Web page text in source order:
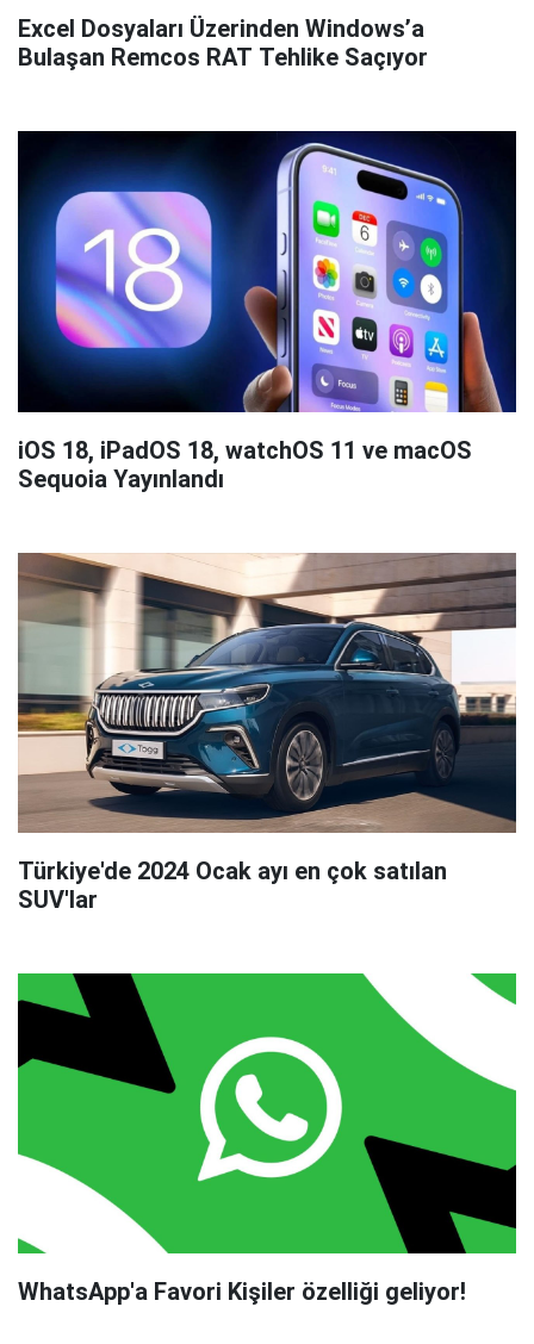
Excel Dosyaları Üzerinden Windows’a
Bulaşan Remcos RAT Tehlike Saçıyor
iOS 18, iPadOS 18, watchOS 11 ve macOS
Sequoia Yayınlandı
Türkiye'de 2024 Ocak ayı en çok satılan
SUV'lar
WhatsApp'a Favori Kişiler özelliği geliyor!